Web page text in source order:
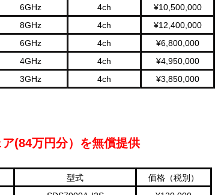
6GHz 4ch
¥10,500,000
8GHz 4ch
¥12,400,000
6GHz 4ch
¥6,800,000
4GHz 4ch
¥4,950,000
3GHz 4ch ¥3,850,000
(84万円分）を無償提供
型式
価格（税別）